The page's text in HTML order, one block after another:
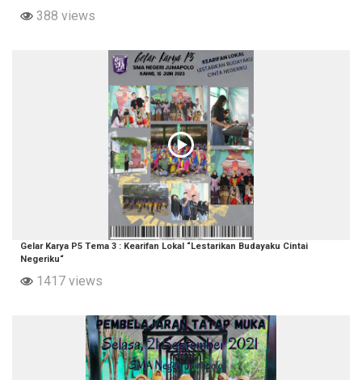
388 views
Gelar Karya P5 Tema 3 : Kearifan Lokal “Lestarikan Budayaku Cintai
Negeriku“
1417 views